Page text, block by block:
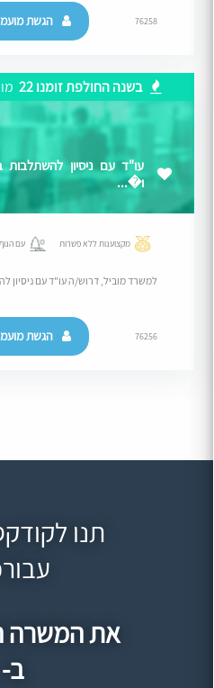
76258 הגשת
בשנה החולפת זומנו 22
עו"ד עם ניסיון להשתלבות
ו�...
מקצוענות ללא פשרות עם
למשרד מוביל, דרוש/ה עו"ד עם ניסיון
76256 הגשת
תנו
את המשרה
ב-